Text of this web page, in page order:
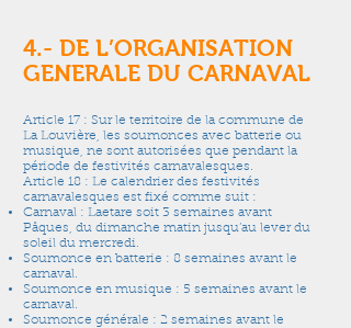
4.- DE L’ORGANISATION
GENERALE DU CARNAVAL
Article 17 : Sur le territoire de la commune de
La Louvière, les soumonces avec batterie ou
musique, ne sont autorisées que pendant la
période de festivités carnavalesques.
Article 18 : Le calendrier des festivités
carnavalesques est fixé comme suit :
Carnaval : Laetare soit 3 semaines avant
Pâques, du dimanche matin jusqu’au lever du
soleil du mercredi.
Soumonce en batterie : 8 semaines avant le
carnaval.
Soumonce en musique : 5 semaines avant le
carnaval.
Soumonce générale : 2 semaines avant le